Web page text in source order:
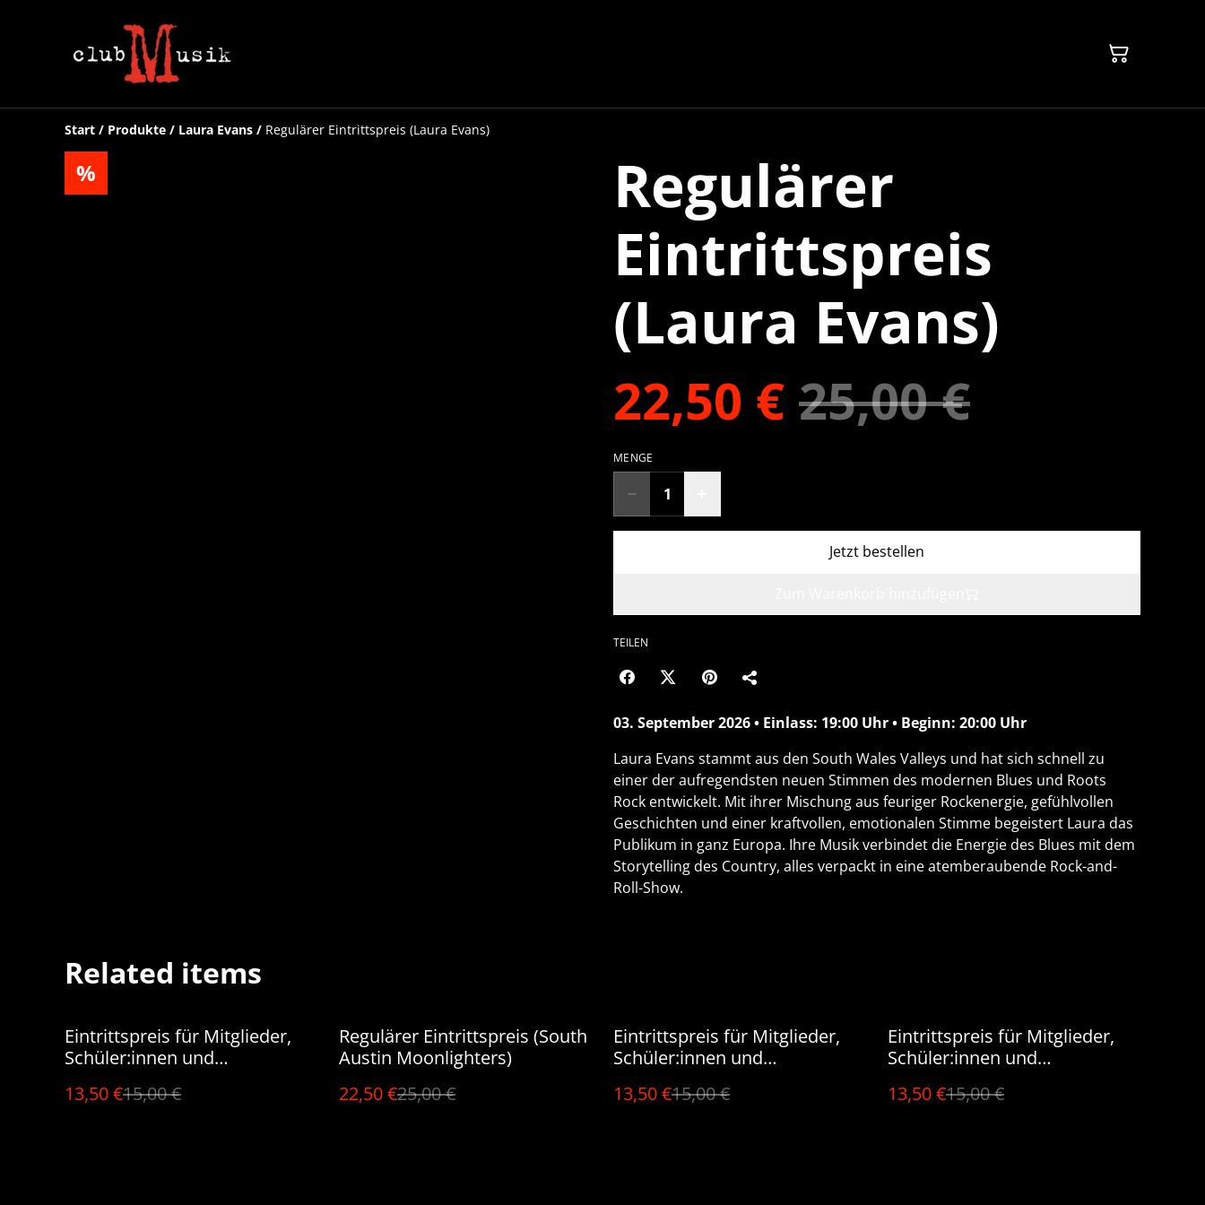
Start / Produkte / Laura Evans / Regulärer Eintrittspreis (Laura Evans)
%
Regulärer
Eintrittspreis
(Laura Evans)
22,50 € 25,00 €
MENGE
Jetzt bestellen
TEILEN
03. September 2026 • Einlass: 19:00 Uhr • Beginn: 20:00 Uhr
Laura Evans stammt aus den South Wales Valleys und hat sich schnell zu
einer der aufregendsten neuen Stimmen des modernen Blues und Roots
Rock entwickelt. Mit ihrer Mischung aus feuriger Rockenergie, gefühlvollen
Geschichten und einer kraftvollen, emotionalen Stimme begeistert Laura das
Publikum in ganz Europa. Ihre Musik verbindet die Energie des Blues mit dem
Storytelling des Country, alles verpackt in eine atemberaubende Rock-and-
Roll-Show.
Related items
%
Eintrittspreis für Mitglieder,
Schüler:innen und
Moonlighters)
13,50 €15,00 €
%
Regulärer Eintrittspreis (South
Austin Moonlighters)
22,50 €25,00 €
%
Eintrittspreis für Mitglieder,
Schüler:innen und
13,50 €15,00 €
%
Eintrittspreis für Mitglieder,
Schüler:innen und
Alexander)
13,50 €15,00 €